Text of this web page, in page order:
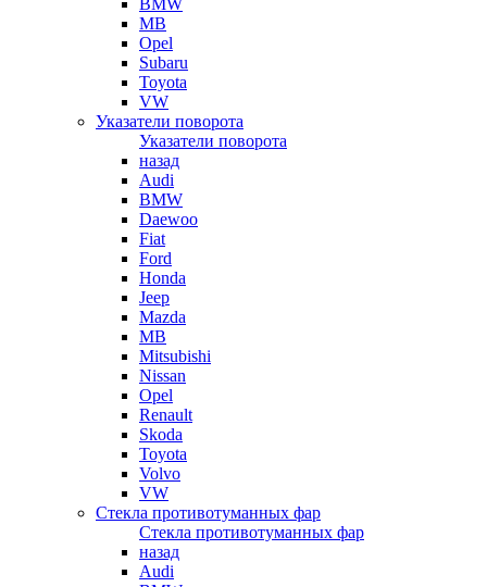
BMW
MB
Opel
Subaru
Toyota
VW
Указатели поворота
Указатели поворота
назад
Audi
BMW
Daewoo
Fiat
Ford
Honda
Jeep
Mazda
MB
Mitsubishi
Nissan
Opel
Renault
Skoda
Toyota
Volvo
VW
Стекла противотуманных фар
Стекла противотуманных фар
назад
Audi